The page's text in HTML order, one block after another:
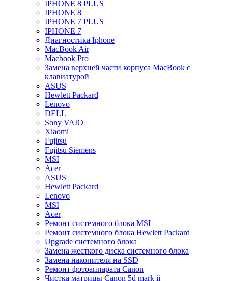
IPHONE 8 PLUS
IPHONE 8
IPHONE 7 PLUS
IPHONE 7
Диагностика Iphone
MacBook Air
Macbook Pro
Замена верхней части корпуса MacBook с
клавиатурой
ASUS
Hewlett Packard
Lenovo
DELL
Sony VAIO
Xiaomi
Fujitsu
Fujitsu Siemens
MSI
Acer
ASUS
Hewlett Packard
Lenovo
MSI
Acer
Ремонт системного блока MSI
Ремонт системного блока Hewlett Packard
Upgrade системного блока
Замена жесткого диска системного блока
Замена накопителя на SSD
Ремонт фотоаппарата Canon
Чистка матрицы Canon 5d mark ii